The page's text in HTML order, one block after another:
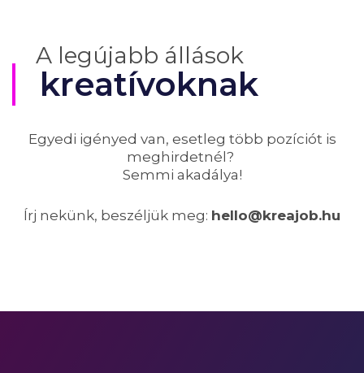
A legújabb állások
kreatívoknak
Egyedi igényed van, esetleg több pozíciót is
meghirdetnél?
Semmi akadálya!
Írj nekünk, beszéljük meg: hello@kreajob.hu